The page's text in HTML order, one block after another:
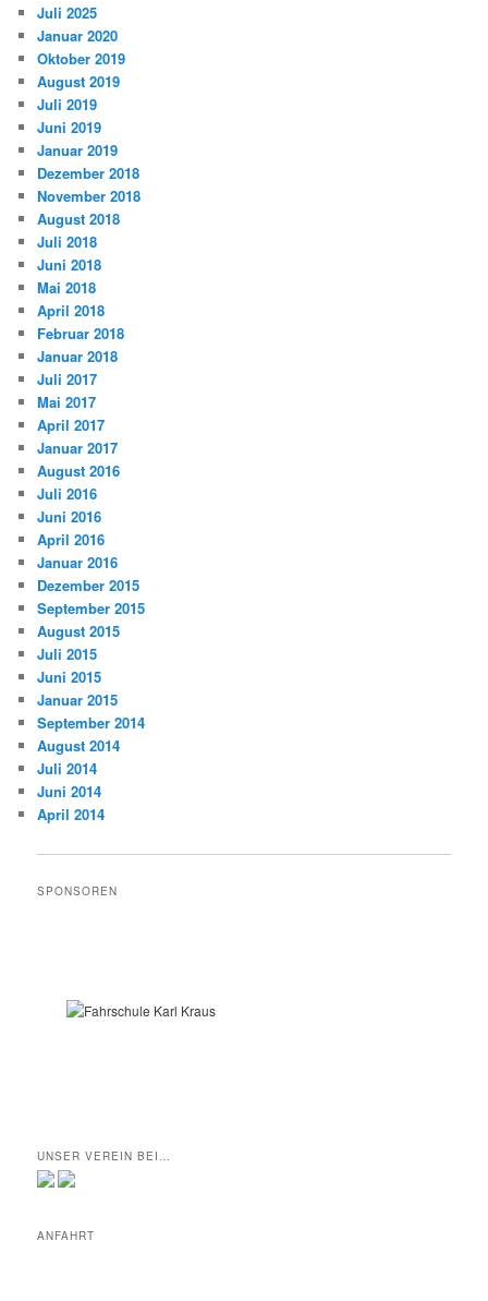
Juli 2025
Januar 2020
Oktober 2019
August 2019
Juli 2019
Juni 2019
Januar 2019
Dezember 2018
November 2018
August 2018
Juli 2018
Juni 2018
Mai 2018
April 2018
Februar 2018
Januar 2018
Juli 2017
Mai 2017
April 2017
Januar 2017
August 2016
Juli 2016
Juni 2016
April 2016
Januar 2016
Dezember 2015
September 2015
August 2015
Juli 2015
Juni 2015
Januar 2015
September 2014
August 2014
Juli 2014
Juni 2014
April 2014
SPONSOREN
UNSER VEREIN BEI…
ANFAHRT